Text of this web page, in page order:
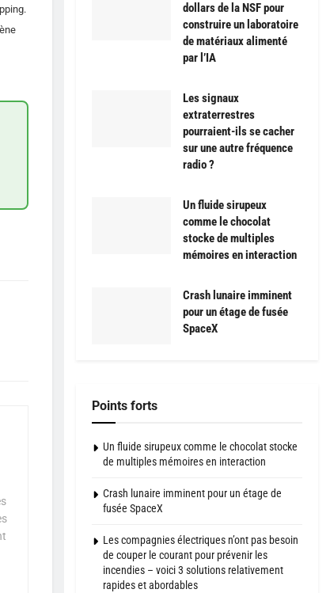
dollars de la NSF pour
construire un laboratoire
de matériaux alimenté
par l’IA
Les signaux
extraterrestres
pourraient-ils se cacher
sur une autre fréquence
radio ?
Un fluide sirupeux
comme le chocolat
stocke de multiples
mémoires en interaction
Crash lunaire imminent
pour un étage de fusée
SpaceX
Points forts
Un fluide sirupeux comme le chocolat stocke
de multiples mémoires en interaction
Crash lunaire imminent pour un étage de
fusée SpaceX
Les compagnies électriques n’ont pas besoin
de couper le courant pour prévenir les
incendies – voici 3 solutions relativement
rapides et abordables